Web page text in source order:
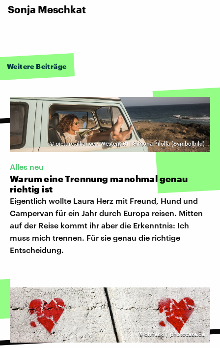
Sonja Meschkat
Weitere Beiträge
© picture alliance / Westend61 | Simona Pilolla (Symbolbild)
Alles neu
Warum eine Trennung manchmal genau
richtig ist
Eigentlich wollte Laura Herz mit Freund, Hund und
Campervan für ein Jahr durch Europa reisen. Mitten
auf der Reise kommt ihr aber die Erkenntnis: Ich
muss mich trennen. Für sie genau die richtige
Entscheidung.
©ohneski / photocase.de